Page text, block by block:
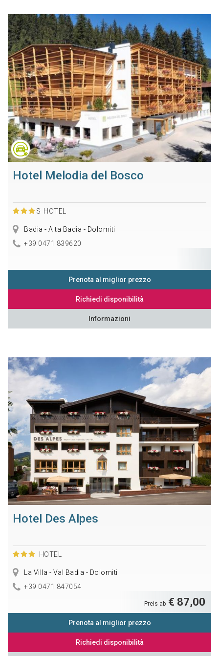
Hotel Melodia del Bosco
S HOTEL
Badia - Alta Badia - Dolomiti
+39 0471 839620
Prenota al miglior prezzo
Richiedi disponibilità
Informazioni
Hotel Des Alpes
HOTEL
La Villa - Val Badia - Dolomiti
+39 0471 847054
Preis ab € 87,00
Prenota al miglior prezzo
Richiedi disponibilità